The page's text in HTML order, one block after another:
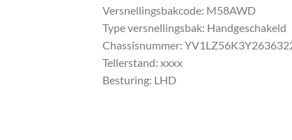
Versnellingsbakcode: M58AWD
Type versnellingsbak: Handgeschakeld
Chassisnummer:
Tellerstand: xxxx
Besturing: LHD